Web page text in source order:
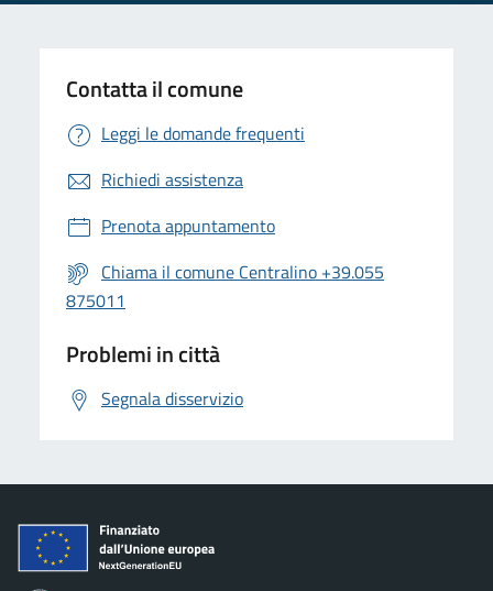
Contatta il comune
Leggi le domande frequenti
Richiedi assistenza
Prenota appuntamento
Chiama il comune Centralino +39.055
875011
Problemi in città
Segnala disservizio